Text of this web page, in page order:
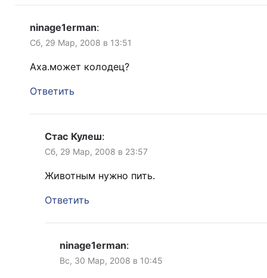
ninage1erman:
Сб, 29 Мар, 2008 в 13:51
Аха.может колодец?
Ответить
Стас Кулеш:
Сб, 29 Мар, 2008 в 23:57
Животным нужно пить.
Ответить
ninage1erman:
Вс, 30 Мар, 2008 в 10:45